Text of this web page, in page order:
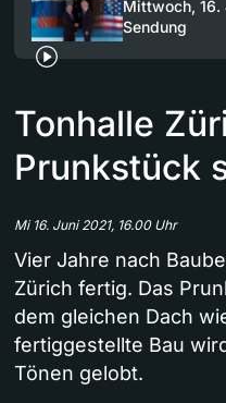
Mittwoch,
Sendung
Tonhalle
Prunkstück
Mi 16. Juni 2021, 16.00 Uhr
Vier Jahre nach
Zürich fertig. Das
dem gleichen Dach
fertiggestellte Bau
Tönen gelobt.